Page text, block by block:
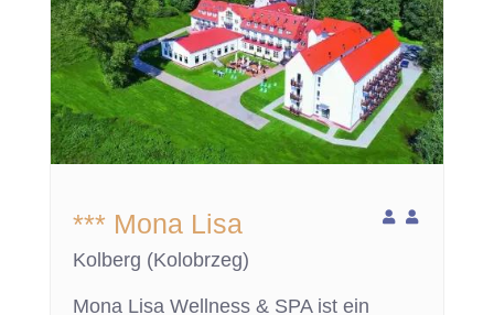
*** Mona Lisa
Kolberg (Kolobrzeg)
Mona Lisa Wellness & SPA ist ein